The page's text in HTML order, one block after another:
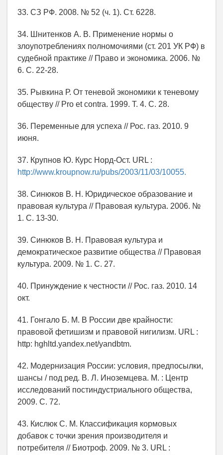
33. СЗ РФ. 2008. № 52 (ч. 1). Ст. 6228.
34. Шнитенков А. В. Применение нормы о
злоупотреблениях полномочиями (ст. 201 УК РФ) в
судебной практике // Право и экономика. 2006. №
6. С. 22-28.
35. Рывкина Р. От теневой экономики к теневому
обществу // Pro et contra. 1999. Т. 4. С. 28.
36. Переменные для успеха // Рос. газ. 2010. 9
июня.
37. Крупнов Ю. Курс Норд-Ост. URL :
http://www.kroupnow.ru/pubs/2003/11/03/10055.
38. Синюков В. Н. Юридическое образование и
правовая культура // Правовая культура. 2006. №
1. С. 13-30.
39. Синюков В. Н. Правовая культура и
демократическое развитие общества // Правовая
культура. 2009. № 1. С. 27.
40. Принуждение к честности // Рос. газ. 2010. 14
окт.
41. Гонгало Б. М. В России две крайности:
правовой фетишизм и правовой нигилизм. URL :
http: hghltd.yandex.net/yandbtm.
42. Модернизация России: условия, предпосылки,
шансы / под ред. В. Л. Иноземцева. М. : Центр
исследований постиндустриального общества,
2009. С. 72.
43. Кислюк С. М. Классификация кормовых
добавок с точки зрения производителя и
потребителя // Биотроф. 2009. № 3. URL :